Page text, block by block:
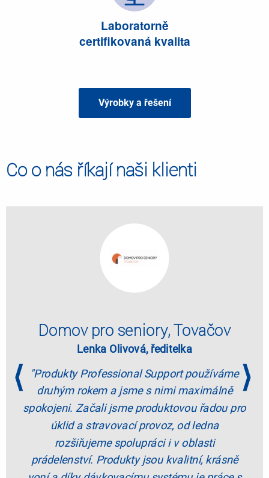
Laboratorně
certifikovaná kvalita
Výrobky a řešení
Co o nás říkají naši klienti
Domov pro seniory, Tovačov
Lenka Olivová, ředitelka
"Produkty Professional Support používáme
druhým rokem a jsme s nimi maximálně
spokojeni. Začali jsme produktovou řadou pro
úklid a stravovací provoz, od ledna
rozšiřujeme spolupráci i v oblasti
prádelenství. Produkty jsou kvalitní, krásně